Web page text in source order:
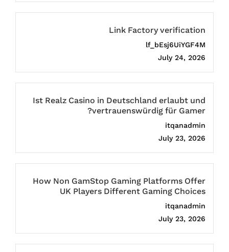
Link Factory verification
lf_bEsj6UiYGF4M
July 24, 2026
Ist Realz Casino in Deutschland erlaubt und
vertrauenswürdig für Gamer?
itqanadmin
July 23, 2026
How Non GamStop Gaming Platforms Offer
UK Players Different Gaming Choices
itqanadmin
July 23, 2026